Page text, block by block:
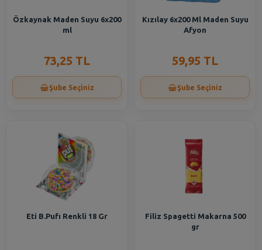
Özkaynak Maden Suyu 6x200
ml
73,25 TL
Şube Seçiniz
Kızılay 6x200 Ml Maden Suyu
Afyon
59,95 TL
Şube Seçiniz
Eti B.Pufı Renkli 18 Gr
Filiz Spagetti Makarna 500
gr